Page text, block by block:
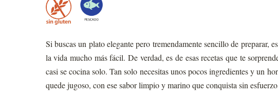
Si buscas un plato elegante pero tremendamente sencillo de preparar,
la vida mucho más fácil. De verdad, es de esas recetas que te
casi se cocina solo. Tan solo necesitas unos pocos ingredientes y un
quede jugoso, con ese sabor limpio y marino que conquista sin